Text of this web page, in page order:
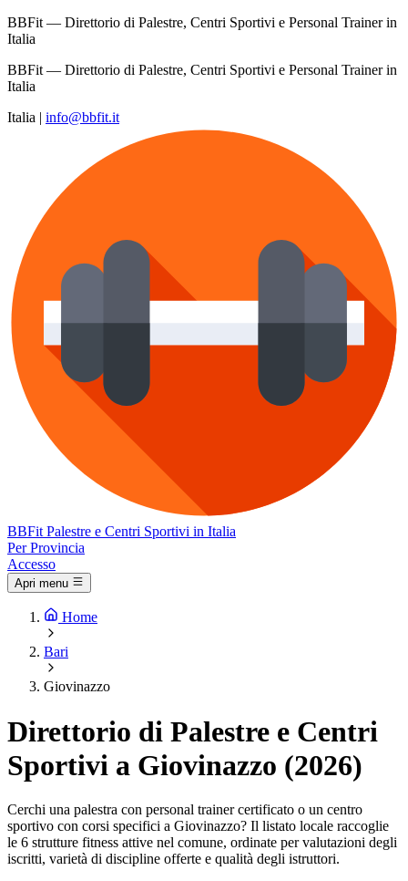
BBFit — Direttorio di Palestre, Centri Sportivi e Personal Trainer in
Italia
BBFit — Direttorio di Palestre, Centri Sportivi e Personal Trainer in
Italia
Italia | info@bbfit.it
BBFit Palestre e Centri Sportivi in Italia
Per Provincia
Accesso
Apri menu
Home
Bari
Giovinazzo
Direttorio di Palestre e Centri
Sportivi a Giovinazzo (2026)
Cerchi una palestra con personal trainer certificato o un centro
sportivo con corsi specifici a Giovinazzo? Il listato locale raccoglie
le 6 strutture fitness attive nel comune, ordinate per valutazioni degli
iscritti, varietà di discipline offerte e qualità degli istruttori.